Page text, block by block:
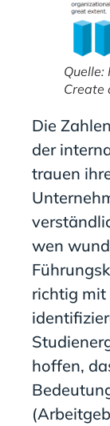
Quelle:
Create
Die
der
trauen
wen
richtig mit
hoffen,